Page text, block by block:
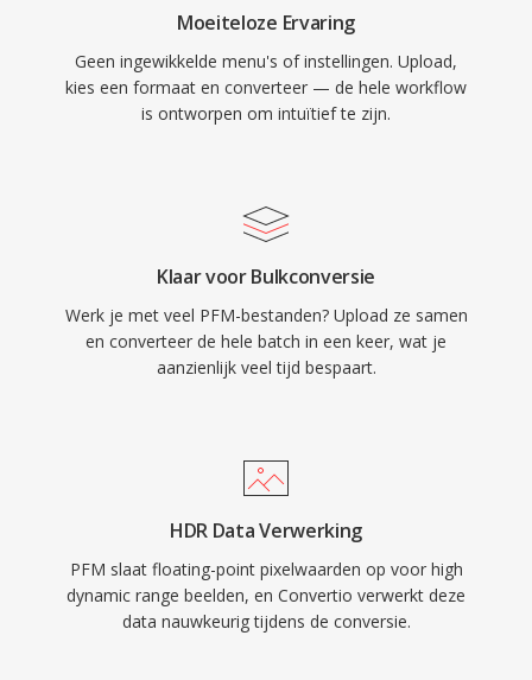
Moeiteloze Ervaring
Geen ingewikkelde menu's of instellingen. Upload,
kies een formaat en converteer — de hele workflow
is ontworpen om intuïtief te zijn.
Klaar voor Bulkconversie
Werk je met veel PFM-bestanden? Upload ze samen
en converteer de hele batch in een keer, wat je
aanzienlijk veel tijd bespaart.
HDR Data Verwerking
PFM slaat floating-point pixelwaarden op voor high
dynamic range beelden, en Convertio verwerkt deze
data nauwkeurig tijdens de conversie.